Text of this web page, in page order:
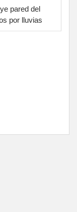
pared del
por lluvias